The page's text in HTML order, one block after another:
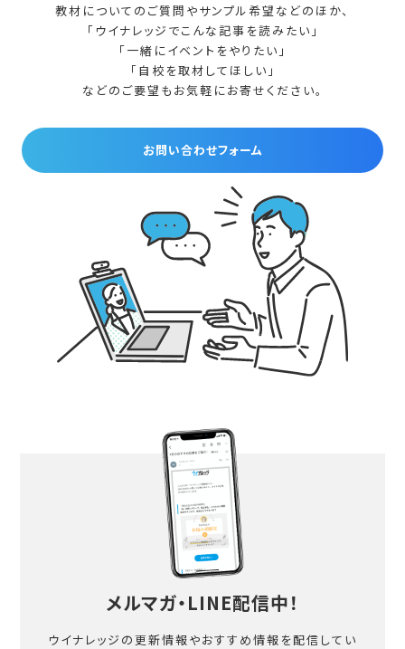
教材についてのご質問やサンプル希望などのほか、
「ウイナレッジでこんな記事を読みたい」
「一緒にイベントをやりたい」
「自校を取材してほしい」
などのご要望もお気軽にお寄せください。
お問い合わせフォーム
メルマガ・LINE配信中！
ウイナレッジの更新情報やおすすめ情報を配信してい